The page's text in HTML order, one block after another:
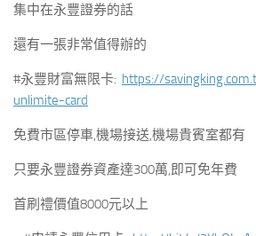
集中在永豐證券的話
還有一張非常值得辦的
#永豐財富無限卡: https://
unlimite-card
免費市區停車,機場接送,機場貴賓室都有
只要永豐證券資產達300萬,即可免年費
首刷禮價值8000元以上